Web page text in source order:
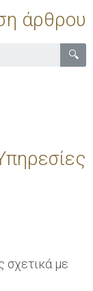
άρθρου
🔍
σχετικά με